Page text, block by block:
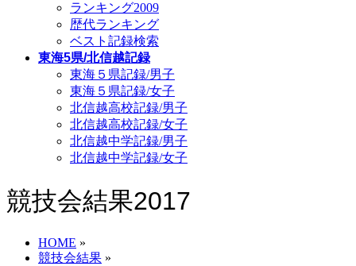
ランキング2009
歴代ランキング
ベスト記録検索
東海5県/北信越記録
東海５県記録/男子
東海５県記録/女子
北信越高校記録/男子
北信越高校記録/女子
北信越中学記録/男子
北信越中学記録/女子
競技会結果2017
HOME »
競技会結果 »